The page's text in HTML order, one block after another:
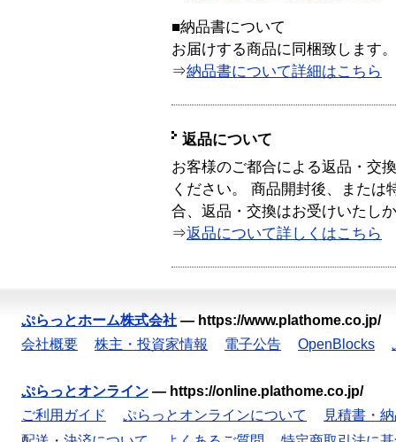
■納品書について
お届けする商品に同梱致します。
⇒納品書について詳細はこちら
返品について
お客様のご都合による返品・交
ください。 商品開封後、または
合、返品・交換はお受けいたし
⇒返品について詳しくはこちら
ぷらっとホーム株式会社 — https://www.plathome.co.jp/
会社概要
株主・投資家情報 電子公告 OpenBlocks
ぷらっとオンライン — https://online.plathome.co.jp/
ご利用ガイド
ぷらっとオンラインについて
見積書・